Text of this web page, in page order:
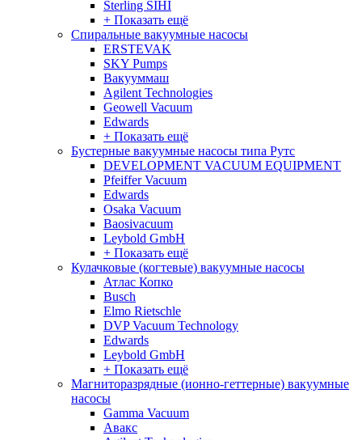
Sterling SIHI
+ Показать ещё
Спиральные вакуумные насосы
ERSTEVAK
SKY Pumps
Вакууммаш
Agilent Technologies
Geowell Vacuum
Edwards
+ Показать ещё
Бустерные вакуумные насосы типа Рутс
DEVELOPMENT VACUUM EQUIPMENT
Pfeiffer Vacuum
Edwards
Osaka Vacuum
Baosivacuum
Leybold GmbH
+ Показать ещё
Кулачковые (когтевые) вакуумные насосы
Атлас Копко
Busch
Elmo Rietschle
DVP Vacuum Technology
Edwards
Leybold GmbH
+ Показать ещё
Магниторазрядные (ионно-геттерные) вакуумные
насосы
Gamma Vacuum
Авакс